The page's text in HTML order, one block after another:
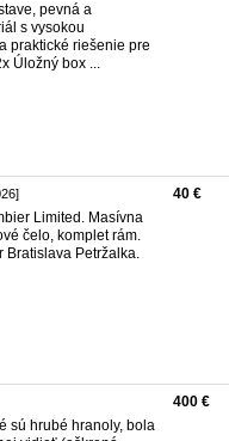
pevná a
s vysokou
praktické riešenie pre
Úložný box ...
Limited. Masívna
čelo, komplet rám.
Bratislava Petržalka.
40 €
sú hrubé hranoly, bola
400 €